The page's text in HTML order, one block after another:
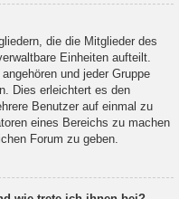
die die Mitglieder des
Einheiten aufteilt.
und jeder Gruppe
Dies erleichtert es den
Benutzer auf einmal zu
eines Bereichs zu machen
Forum zu geben.